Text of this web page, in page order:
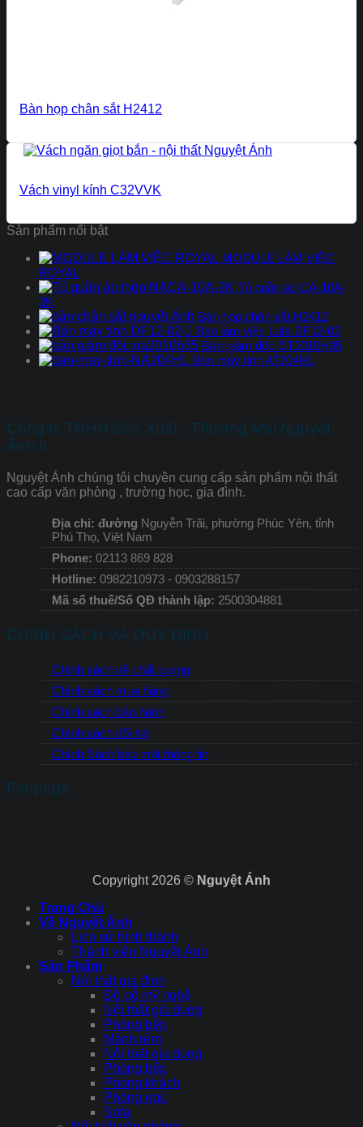
Bàn họp chân sắt H2412
Vách vinyl kính C32VVK
Sản phẩm nổi bật
MODULE LÀM VIỆC
ROYAL
Tủ quần áo CA-10A-
2K
Bàn họp chân sắt H2412
Bàn làm việc Lufa DF12-02
Bàn giám đốc DT2010H35
Bàn máy tính AT204HL
Công ty TNHH Sản Xuất - Thương Mại Nguyệt
Ánh II
Nguyệt Ánh chúng tôi chuyên cung cấp sản phẩm nội thất
cao cấp văn phòng , trường học, gia đình.
Địa chỉ: đường Nguyễn Trãi, phường Phúc Yên, tỉnh
Phú Thọ, Việt Nam
Phone: 02113 869 828
Hotline: 0982210973 - 0903288157
Mã số thuế/Số QĐ thành lập: 2500304881
CHÍNH SÁCH VÀ QUY ĐỊNH
Chính sách về chất lượng
Chính sách mua hàng
Chính sách bảo hành
Chính sách đổi trả
Chính Sách bảo mật thông tin
Fanpage
Copyright 2026 © Nguyệt Ánh
Trang Chủ
Về Nguyệt Ánh
Lịch sử hình thành
Thành viên Nguyệt Ánh
Sản Phẩm
Nội thất gia đình
Đồ gỗ mỹ nghệ
Nội thất gia dụng
Phòng bếp
Mành rèm
Nội thất gia dụng
Phòng bếp
Phòng khách
Phòng ngủ
Sofa